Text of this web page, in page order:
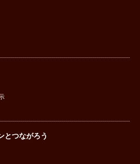
とつながろう